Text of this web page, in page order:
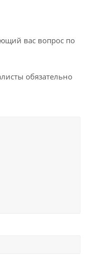
вас вопрос по
обязательно